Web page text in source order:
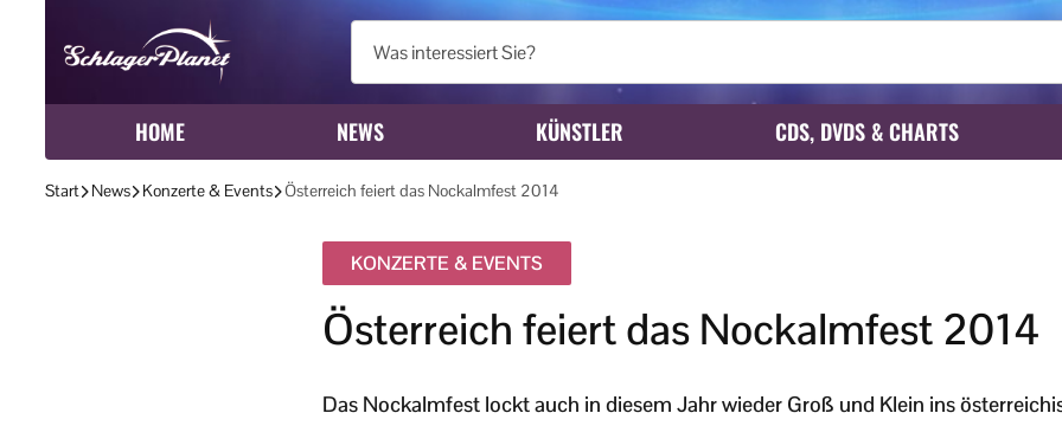
HOME NEWS KÜNSTLER CDS, DVDS & CHARTS
Start News Konzerte & Events Österreich feiert das Nockalmfest 2014
KONZERTE & EVENTS
Österreich feiert das Nockalmfest 2014
Das Nockalmfest lockt auch in diesem Jahr wieder Groß und Klein ins